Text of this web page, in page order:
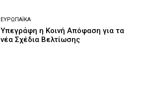
ΕΥΡΩΠΑΪΚΆ
Υπεγράφη η Κοινή Απόφαση για τα
νέα Σχέδια Βελτίωσης